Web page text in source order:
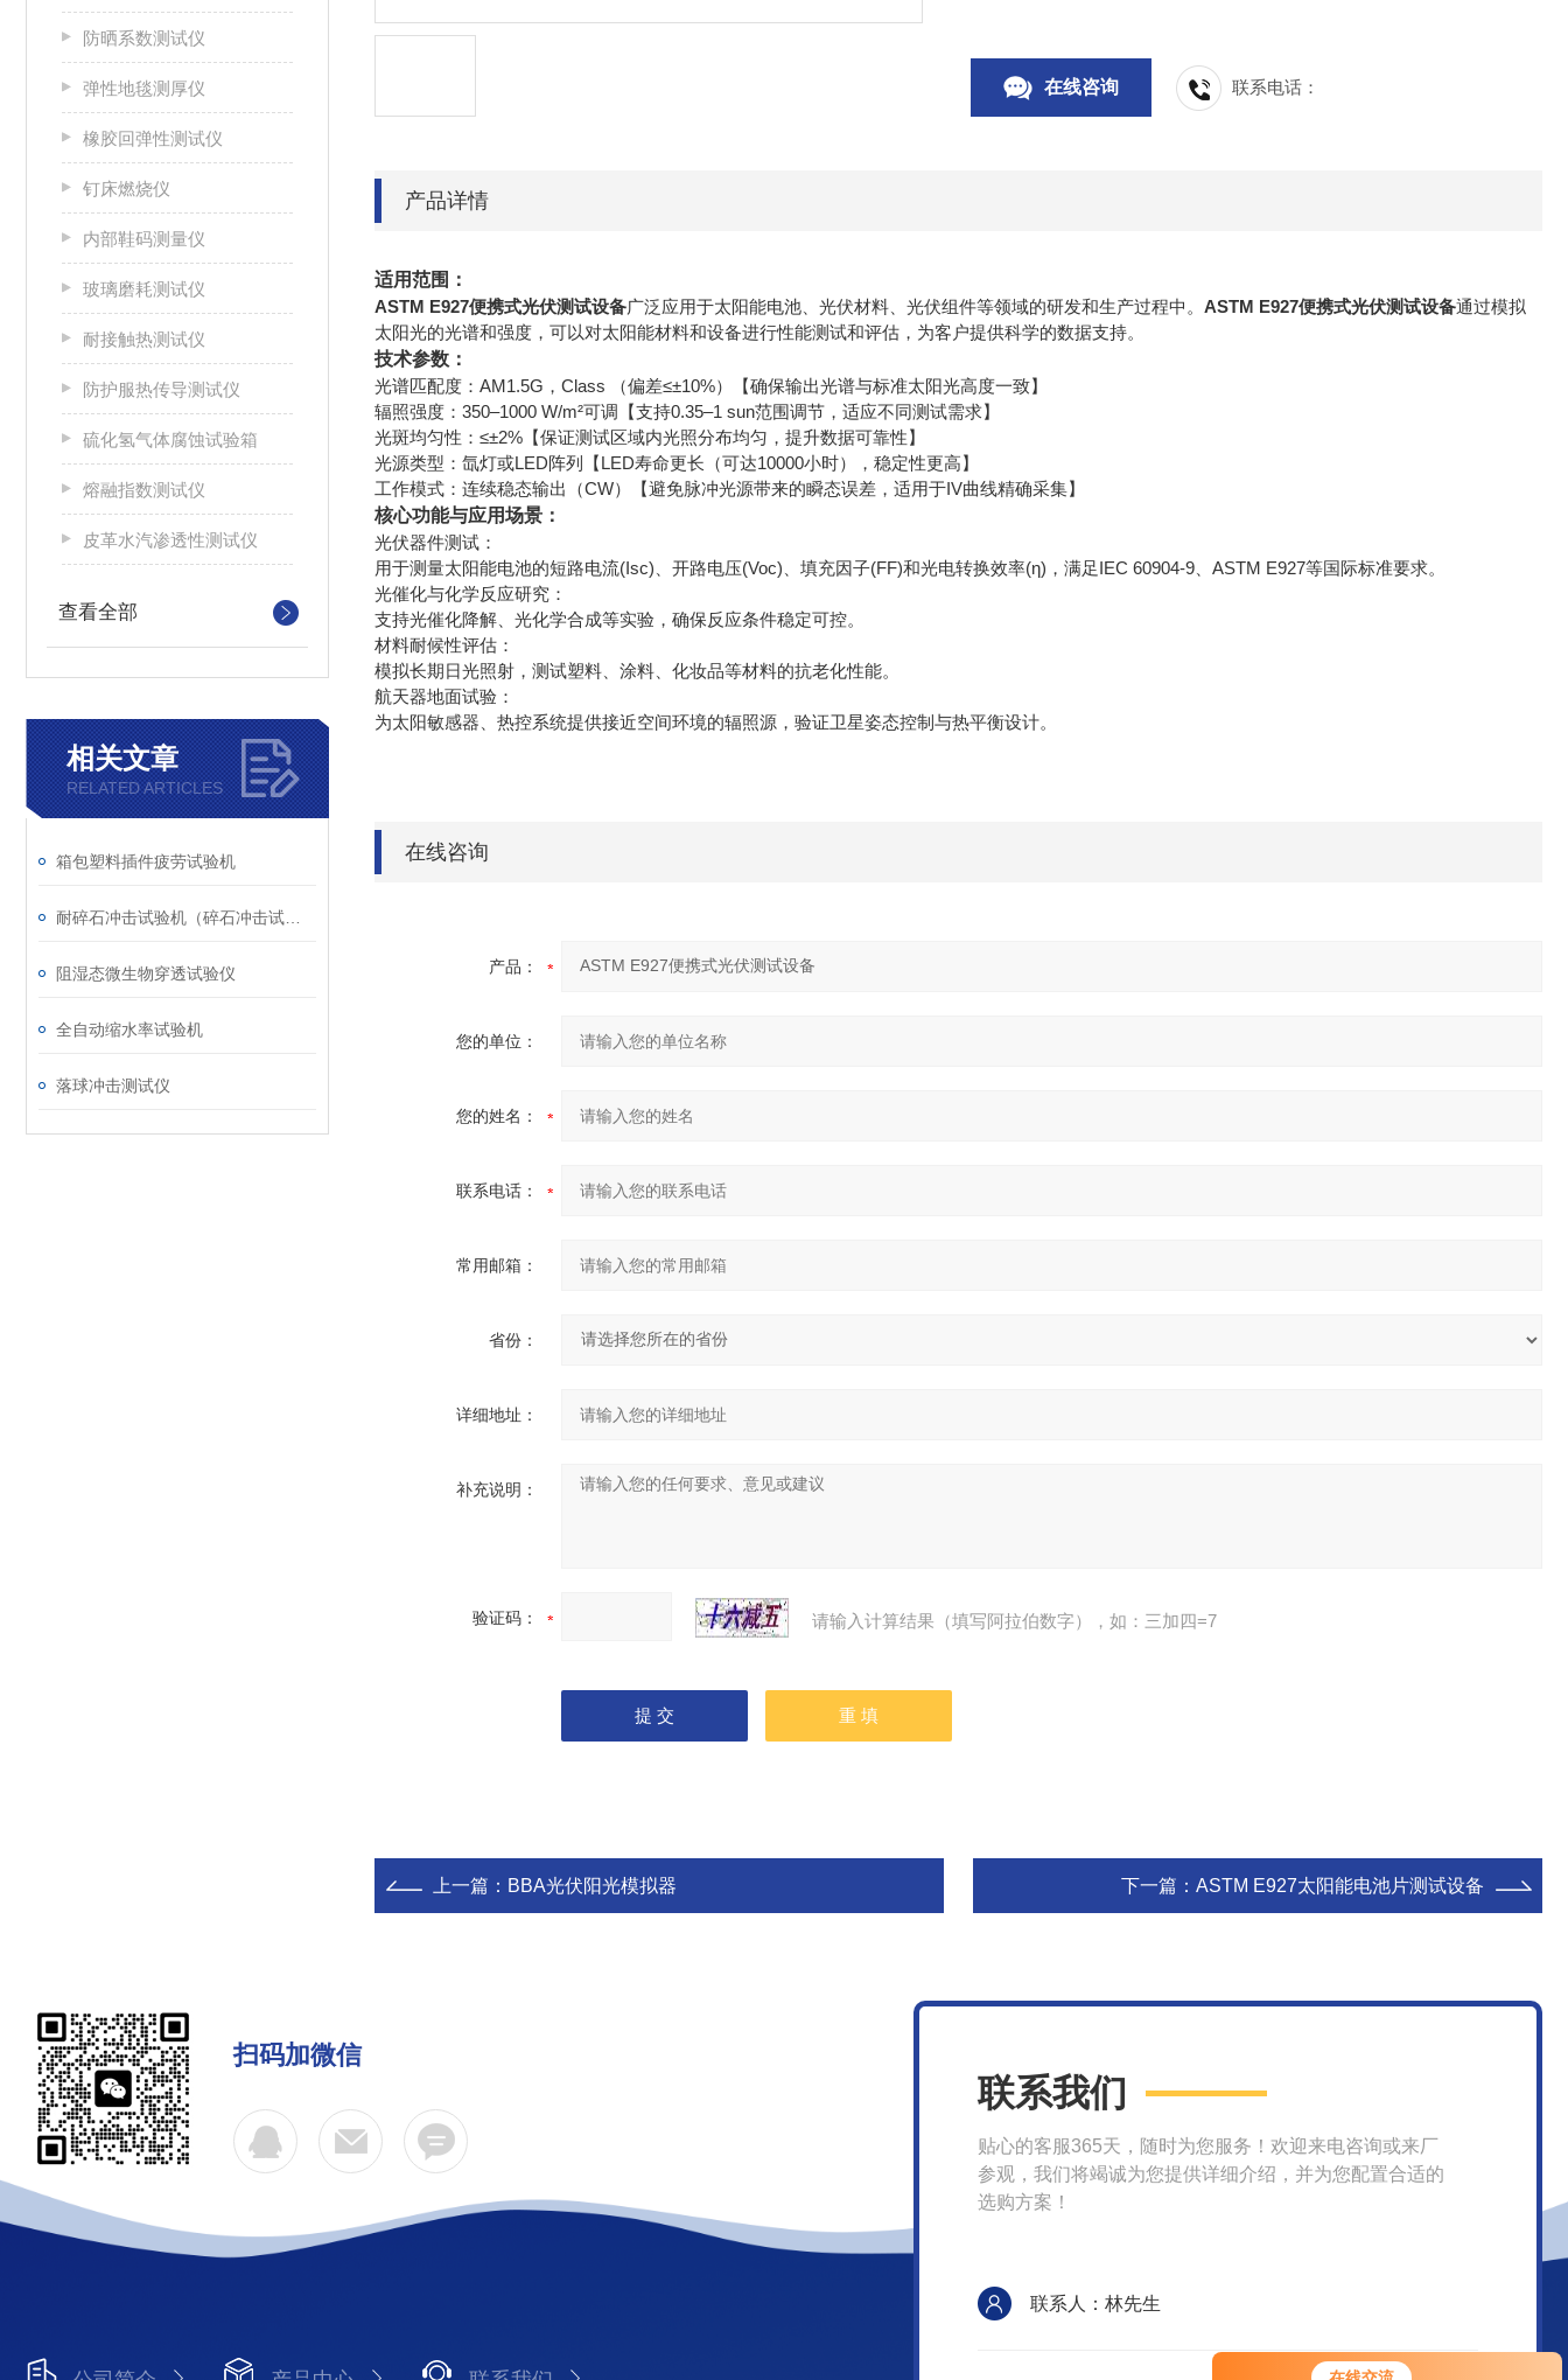
防晒系数测试仪
弹性地毯测厚仪
橡胶回弹性测试仪
钉床燃烧仪
内部鞋码测量仪
玻璃磨耗测试仪
耐接触热测试仪
防护服热传导测试仪
硫化氢气体腐蚀试验箱
熔融指数测试仪
皮革水汽渗透性测试仪
查看全部
相关文章
RELATED ARTICLES
箱包塑料插件疲劳试验机
阻湿态微生物穿透试验仪
全自动缩水率试验机
落球冲击测试仪
在线咨询 联系电话：
产品详情
适用范围：
ASTM E927便携式光伏测试设备广泛应用于太阳能电池、光伏材料、光伏组件等领域的研发和生产过程中。 ASTM E927便携式光伏测试设备通过模拟
太阳光的光谱和强度，可以对太阳能材料和设备进行性能测试和评估，为客户提供科学的数据支持。
技术参数：
光谱匹配度：AM1.5G，Class （偏差≤±10%）【确保输出光谱与标准太阳光高度一致】
辐照强度：350–1000 W/m²可调【支持0.35–1 sun范围调节，适应不同测试需求】
光斑均匀性：≤±2%【保证测试区域内光照分布均匀，提升数据可靠性】
光源类型：氙灯或LED阵列【LED寿命更长（可达10000小时），稳定性更高】
工作模式：连续稳态输出（CW）【避免脉冲光源带来的瞬态误差，适用于IV曲线精确采集】
核心功能与应用场景：
‌光伏器件测试‌：
用于测量太阳能电池的短路电流(Isc)、开路电压(Voc)、填充因子(FF)和光电转换效率(η)，满足IEC 60904-9、ASTM E927等国际标准要求。
‌光催化与化学反应研究‌：
支持光催化降解、光化学合成等实验，确保反应条件稳定可控。
‌材料耐候性评估‌：
模拟长期日光照射，测试塑料、涂料、化妆品等材料的抗老化性能。
‌航天器地面试验‌：
为太阳敏感器、热控系统提供接近空间环境的辐照源，验证卫星姿态控制与热平衡设计。
在线咨询
产品：
您的单位：
您的姓名：
联系电话：
常用邮箱：
省份：
详细地址：
补充说明：
验证码： 请输入计算结果（填写阿拉伯数字），如：三加四=7
上一篇： BBA光伏阳光模拟器 下一篇： ASTM E927太阳能电池片测试设备
扫码加微信
联系我们
贴心的客服365天，随时为您服务！欢迎来电咨询或来厂
参观，我们将竭诚为您提供详细介绍，并为您配置合适的
选购方案！
联系人：林先生